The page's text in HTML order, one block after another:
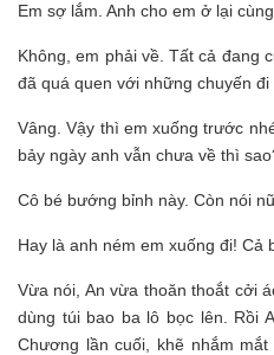
Em sợ lắm. Anh cho em ở lại
Không, em phải về. Tất cả đang
đã quá quen với những chuyến đi
Vâng. Vậy thì em xuống trước
bảy ngày anh vẫn chưa về thì
Cô bé bướng bỉnh này. Còn nói
Hay là anh ném em xuống đi! Cả
Vừa nói, An vừa thoăn thoắt cởi
dùng túi bao ba lô bọc lên. Rồi
Chương lần cuối, khẽ nhắm